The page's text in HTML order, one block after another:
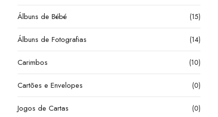
Álbuns de Bébé (15)
Álbuns de Fotografias (14)
Carimbos (10)
Cartões e Envelopes (0)
Jogos de Cartas (0)